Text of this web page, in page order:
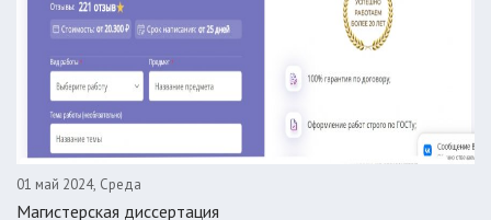
01 май 2024, Среда
Магистерская диссертация